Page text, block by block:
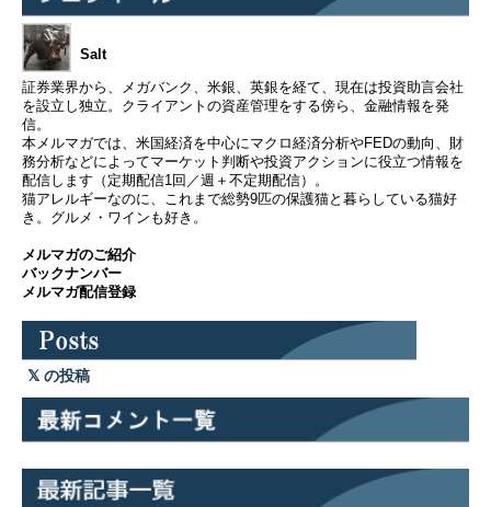
Salt
証券業界から、メガバンク、米銀、英銀を経て、現在は投資助言会社
を設立し独立。クライアントの資産管理をする傍ら、金融情報を発
信。
本メルマガでは、米国経済を中心にマクロ経済分析やFEDの動向、財
務分析などによってマーケット判断や投資アクションに役立つ情報を
配信します（定期配信1回／週＋不定期配信）。
猫アレルギーなのに、これまで総勢9匹の保護猫と暮らしている猫好
き。グルメ・ワインも好き。
メルマガのご紹介
バックナンバー
メルマガ配信登録
の投稿